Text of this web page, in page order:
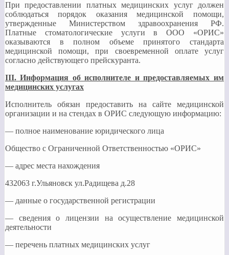
При предоставлении платных медицинских услуг должен
соблюдаться порядок оказания медицинской помощи,
утвержденные Министерством здравоохранения РФ.
Платные стоматологические услуги в ООО «ОРИС»
оказываются в полном объеме принятого стандарта
медицинской помощи, при своевременной оплате услуг
согласно действующего прейскуранта.
III. Информация об исполнителе и предоставляемых им
медицинских услугах
Исполнитель обязан предоставить на сайте медицинской
организации и на стендах в ОРИС следующую информацию:
— полное наименование юридического лица
Общество с Ограниченной Ответственностью «ОРИС»
— адрес места нахождения
432063 г.Ульяновск ул.Радищева д.28
— данные о государственной регистрации
— сведения о лицензии на осуществление медицинской
деятельности
— перечень платных медицинских услуг